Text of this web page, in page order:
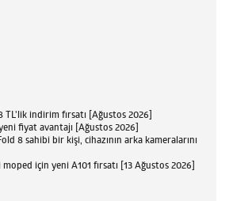
TL'lik indirim fırsatı [Ağustos 2026]
fiyat avantajı [Ağustos 2026]
8 sahibi bir kişi, cihazının arka kameralarını
için yeni A101 fırsatı [13 Ağustos 2026]